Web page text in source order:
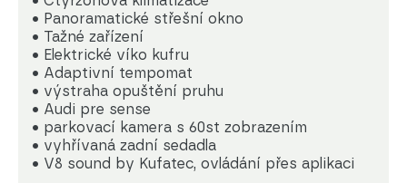
• Panoramatické střešní okno
• Tažné zařízení
• Elektrické víko kufru
• Adaptivní tempomat
• výstraha opuštění pruhu
• Audi pre sense
• parkovací kamera s 60st zobrazením
• vyhřívaná zadní sedadla
• V8 sound by Kufatec, ovládání přes aplikaci